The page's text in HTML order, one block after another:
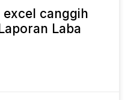
canggih
Laba